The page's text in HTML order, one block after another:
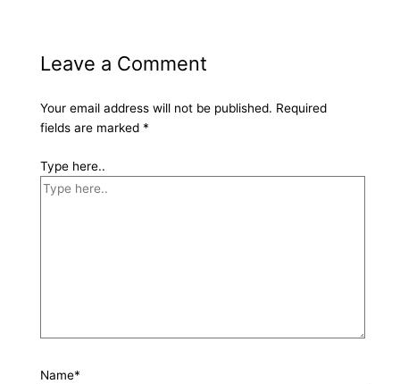
Leave a Comment
Your email address will not be published. Required
fields are marked *
Type here..
Name*